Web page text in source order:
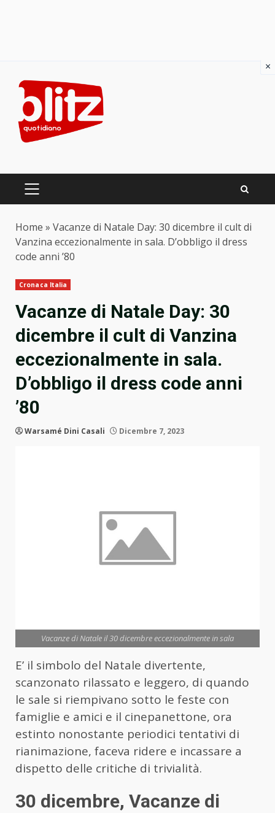
content
PRIMARY
Home » Vacanze di Natale Day: 30 dicembre il cult di
Vanzina eccezionalmente in sala. D’obbligo il dress
code anni ’80
Cronaca Italia
Vacanze di Natale Day: 30
dicembre il cult di Vanzina
eccezionalmente in sala.
D’obbligo il dress code anni
’80
Warsamé Dini Casali Dicembre 7, 2023
Vacanze di Natale il 30 dicembre eccezionalmente in sala
E’ il simbolo del Natale divertente,
scanzonato rilassato e leggero, di quando
le sale si riempivano sotto le feste con
famiglie e amici e il cinepanettone, ora
estinto nonostante periodici tentativi di
rianimazione, faceva ridere e incassare a
dispetto delle critiche di trivialità.
30 dicembre, Vacanze di
×